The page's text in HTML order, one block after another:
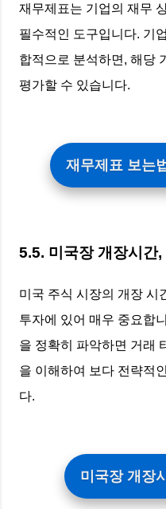
재무제표는 기업의 재무
필수적인 도구입니다. 기
합적으로 분석하면, 해당
평가할 수 있습니다.
재무제표 보는
5.5. 미국장 개장시간,
미국 주식 시장의 개장 시
투자에 있어 매우 중요합
을 정확히 파악하면 거래
을 이해하여 보다 전략적
다.
미국장 개장